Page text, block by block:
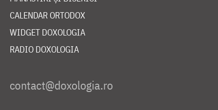
CALENDAR ORTODOX
WIDGET DOXOLOGIA
RADIO DOXOLOGIA